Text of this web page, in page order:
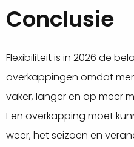
Conclusie
Flexibiliteit is in 2026 de
overkappingen omdat
vaker, langer en op meer
Een overkapping moet
weer, het seizoen en